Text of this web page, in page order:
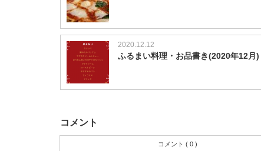
2020.12.12
ふるまい料理・お品書き(2020年12月)
コメント
コメント ( 0 )